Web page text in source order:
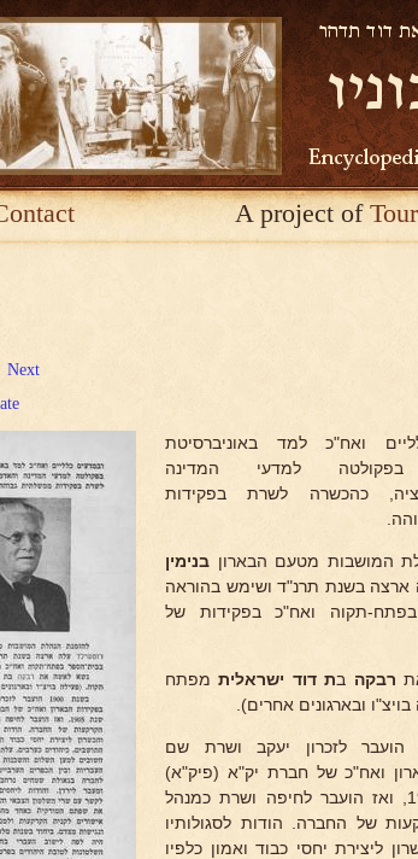
A project of
Next
ואח"כ למד באוניברסיטת
בפקולטה למדעי המדינה
כהכשרה לשרת בפקידות
המושבות מטעם הבארון בנימין
ארצה בשנת תרנ"ד ושימש בהוראה
תקוה ואח"כ בפקידות של
רבקה בת דוד ישראליתמפתח
ובארגונים אחרים).
בשנת 1900 הועבר לזכרון יעקב ושרת שם
ואח"כ של חברת יק"א (פיק"א)
עד שנת 1905, ואז הועבר לחיפה ושרת כמנהל
של החברה. הודות לסגולותיו
ליצירת יחסי כבוד ואמון כלפיו